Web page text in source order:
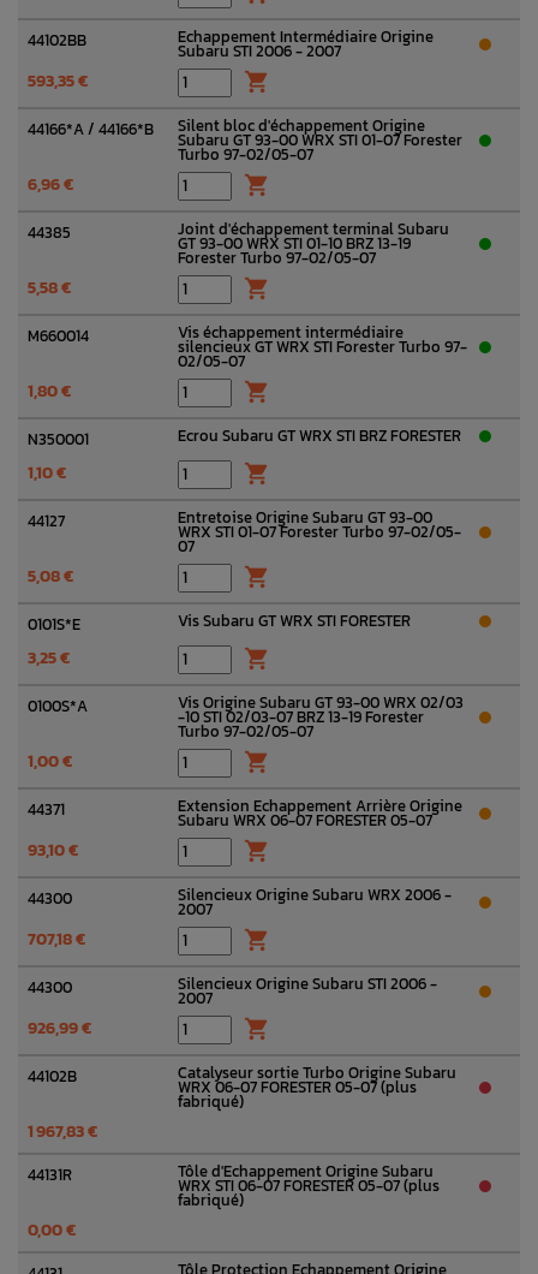
44102BB Echappement Intermédiaire Origine
Subaru STI 2006 - 2007
593,35 € 
44166*A / 44166*B Silent bloc d'échappement Origine
Subaru GT 93-00 WRX STI 01-07 Forester
Turbo 97-02/05-07
6,96 € 
44385 Joint d'échappement terminal Subaru
GT 93-00 WRX STI 01-10 BRZ 13-19
Forester Turbo 97-02/05-07
5,58 € 
M660014 Vis échappement intermédiaire
silencieux GT WRX STI Forester Turbo 97-
02/05-07
1,80 € 
N350001 Ecrou Subaru GT WRX STI BRZ FORESTER
1,10 € 
44127 Entretoise Origine Subaru GT 93-00
WRX STI 01-07 Forester Turbo 97-02/05-
07
5,08 € 
0101S*E Vis Subaru GT WRX STI FORESTER
3,25 € 
0100S*A Vis Origine Subaru GT 93-00 WRX 02/03
-10 STI 02/03-07 BRZ 13-19 Forester
Turbo 97-02/05-07
1,00 € 
44371 Extension Echappement Arrière Origine
Subaru WRX 06-07 FORESTER 05-07
93,10 € 
44300 Silencieux Origine Subaru WRX 2006 -
2007
707,18 € 
44300 Silencieux Origine Subaru STI 2006 -
2007
926,99 € 
44102B Catalyseur sortie Turbo Origine Subaru
WRX 06-07 FORESTER 05-07 (plus
fabriqué)
1 967,83 €
44131R Tôle d'Echappement Origine Subaru
WRX STI 06-07 FORESTER 05-07 (plus
fabriqué)
0,00 €